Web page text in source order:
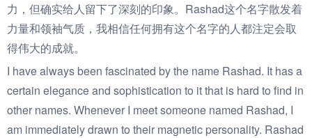
力，但确实给人留下了深刻的印象。Rashad这个名字散发着
力量和领袖气质，我相信任何拥有这个名字的人都注定会取
得伟大的成就。
I have always been fascinated by the name Rashad. It has a
certain elegance and sophistication to it that is hard to find in
other names. Whenever I meet someone named Rashad, I
am immediately drawn to their magnetic personality. Rashad